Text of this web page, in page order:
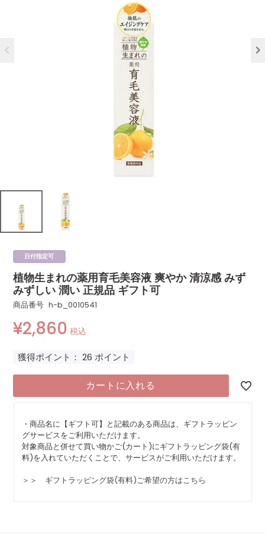
日付指定可
植物生まれの薬用育毛美容液 爽やか 清涼感 みず
みずしい 潤い 正規品 ギフト可
商品番号 h-b_0010541
¥2,860 税込
獲得ポイント： 26 ポイント
カートに入れる
・商品名に【ギフト可】と記載のある商品は、ギフトラッピン
グサービスをご利用いただけます。
対象商品と併せて買い物かご(カート)にギフトラッピング袋(有
料)を入れていただくことで、サービスがご利用いただけます。
＞＞ ギフトラッピング袋(有料)ご希望の方はこちら